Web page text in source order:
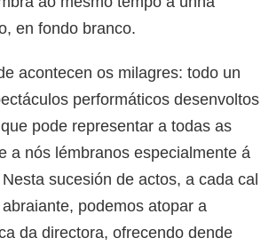
en fondo branco.
acontecen os milagres: todo un
performáticos desenvoltos
que pode representar a todas as
a nós lémbranos especialmente á
sucesión de actos, a cada cal
podemos atopar a
da directora, ofrecendo dende